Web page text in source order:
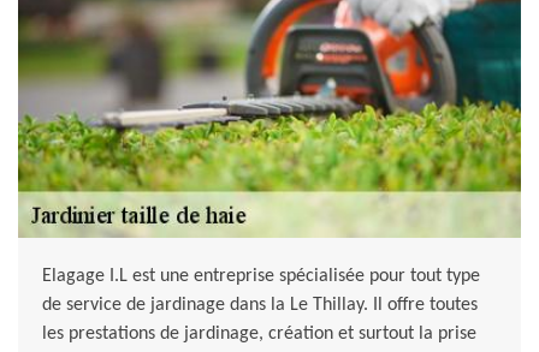
Elagage I.L est une entreprise spécialisée pour tout type
de service de jardinage dans la Le Thillay. Il offre toutes
les prestations de jardinage, création et surtout la prise